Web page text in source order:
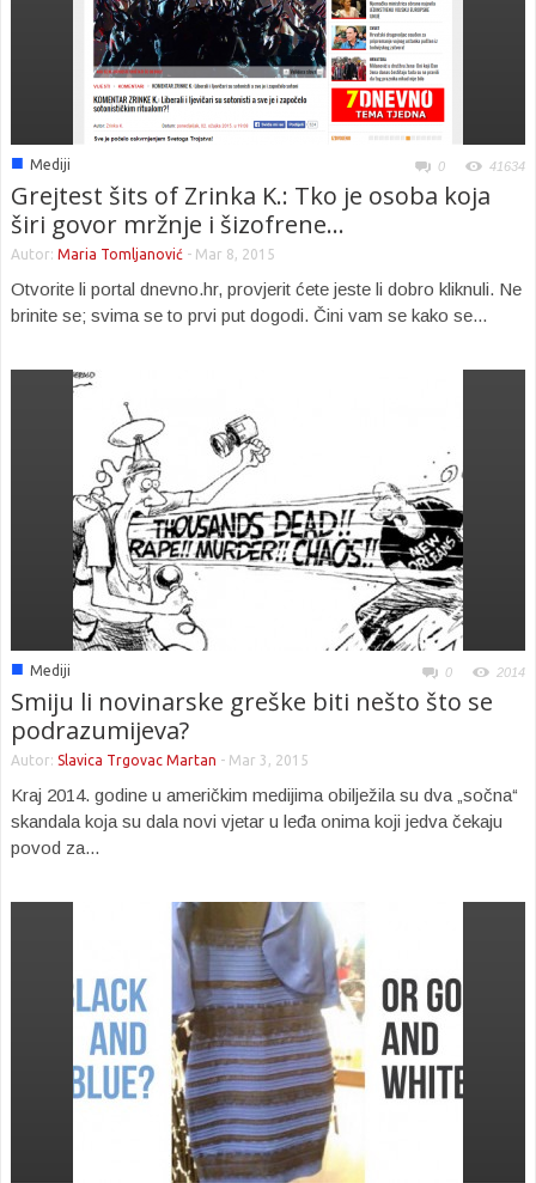
■ Mediji 0 41634
Grejtest šits of Zrinka K.: Tko je osoba koja
širi govor mržnje i šizofrene...
Autor: Maria Tomljanović - Mar 8, 2015
Otvorite li portal dnevno.hr, provjerit ćete jeste li dobro kliknuli. Ne
brinite se; svima se to prvi put dogodi. Čini vam se kako se...
■ Mediji 0 2014
Smiju li novinarske greške biti nešto što se
podrazumijeva?
Autor: Slavica Trgovac Martan - Mar 3, 2015
Kraj 2014. godine u američkim medijima obilježila su dva „sočna“
skandala koja su dala novi vjetar u leđa onima koji jedva čekaju
povod za...